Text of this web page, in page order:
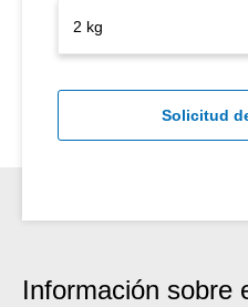
Solicitud
Información sobre